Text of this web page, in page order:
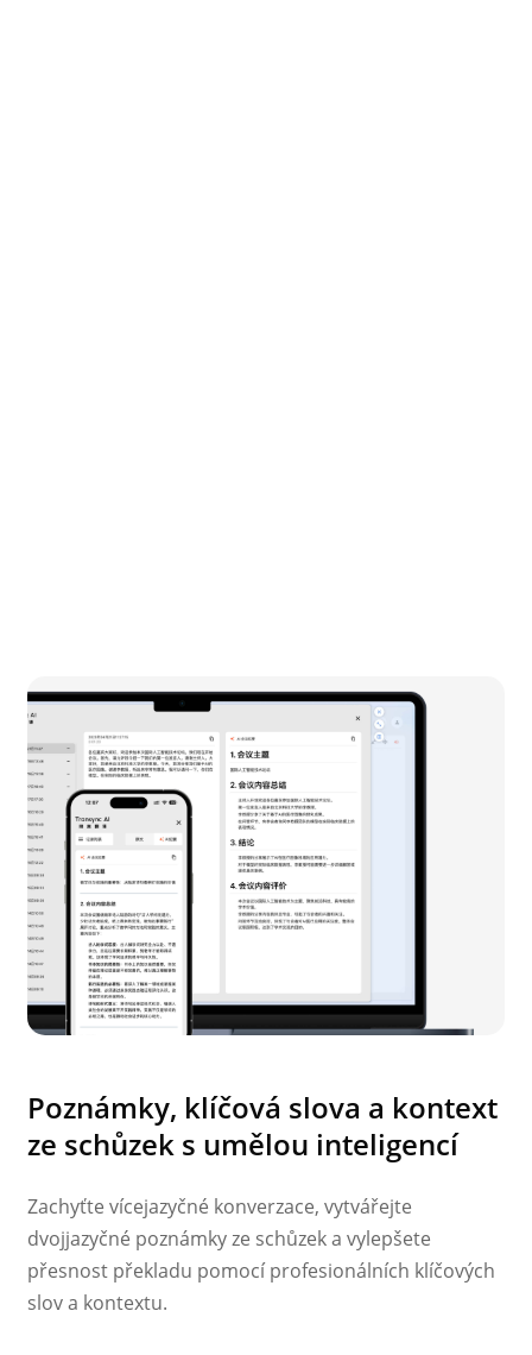
Poznámky, klíčová slova a kontext
ze schůzek s umělou inteligencí
Zachyťte vícejazyčné konverzace, vytvářejte
dvojjazyčné poznámky ze schůzek a vylepšete
přesnost překladu pomocí profesionálních klíčových
slov a kontextu.